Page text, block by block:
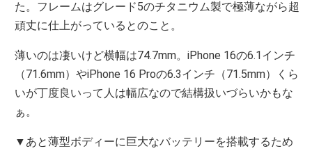
た。フレームはグレード5のチタニウム製で極薄ながら超
頑丈に仕上がっているとのこと。
薄いのは凄いけど横幅は74.7mm。iPhone 16の6.1インチ
（71.6mm）やiPhone 16 Proの6.3インチ（71.5mm）くら
いが丁度良いって人は幅広なので結構扱いづらいかもな
ぁ。
▼あと薄型ボディーに巨大なバッテリーを搭載するため